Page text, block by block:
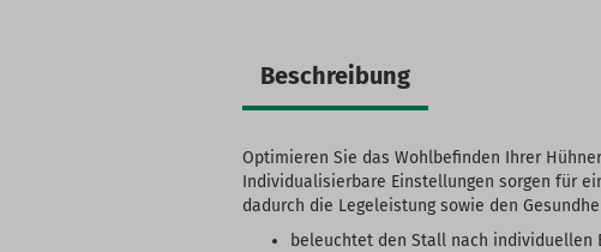
Beschreibung
Optimieren Sie das Wohlbefinden Ihrer
Individualisierbare Einstellungen sorgen für
dadurch die Legeleistung sowie den
beleuchtet den Stall nach individuellen